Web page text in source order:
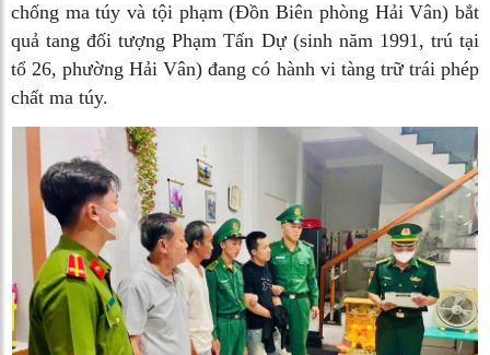
chống ma túy và tội phạm (Đồn Biên phòng Hải Vân) bắt
quả tang đối tượng Phạm Tấn Dự (sinh năm 1991, trú tại
tổ 26, phường Hải Vân) đang có hành vi tàng trữ trái phép
chất ma túy.